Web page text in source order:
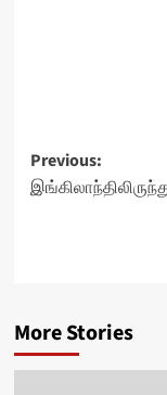
Post
Previous:
More Stories